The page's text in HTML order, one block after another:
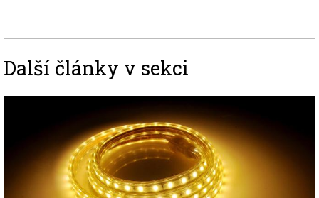
Další články v sekci